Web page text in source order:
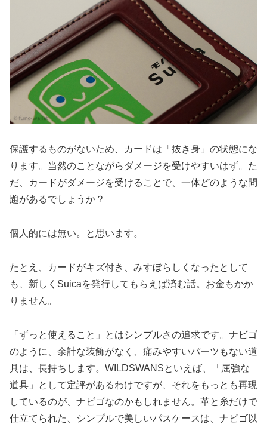
保護するものがないため、カードは「抜き身」の状態にな
ります。当然のことながらダメージを受けやすいはず。た
だ、カードがダメージを受けることで、一体どのような問
題があるでしょうか？
個人的には無い。と思います。
たとえ、カードがキズ付き、みすぼらしくなったとして
も、新しくSuicaを発行してもらえば済む話。お金もかか
りません。
「ずっと使えること」とはシンプルさの追求です。ナビゴ
のように、余計な装飾がなく、痛みやすいパーツもない道
具は、長持ちします。WILDSWANSといえば、「屈強な
道具」として定評があるわけですが、それをもっとも再現
しているのが、ナビゴなのかもしれません。革と糸だけで
仕立てられた、シンプルで美しいパスケースは、ナビゴ以